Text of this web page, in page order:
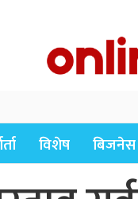
विशेष बिजनेस